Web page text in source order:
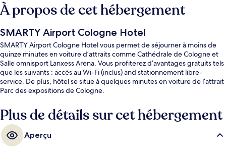
À propos de cet hébergement
SMARTY Airport Cologne Hotel
SMARTY Airport Cologne Hotel vous permet de séjourner à moins de
quinze minutes en voiture d’attraits comme Cathédrale de Cologne et
Salle omnisport Lanxess Arena. Vous profiterez d’avantages gratuits tels
que les suivants : accès au Wi-Fi (inclus) and stationnement libre-
service. De plus, hôtel se situe à quelques minutes en voiture de l’attrait
Parc des expositions de Cologne.
Plus de détails sur cet hébergement
Aperçu